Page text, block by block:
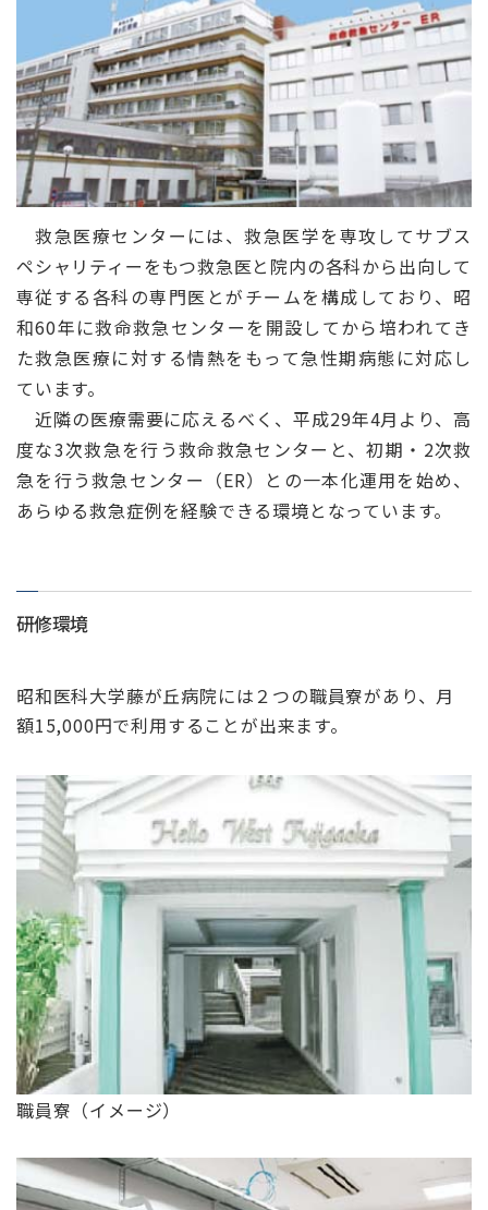
救急医療センターには、救急医学を専攻してサブス
ペシャリティーをもつ救急医と院内の各科から出向して
専従する各科の専門医とがチームを構成しており、昭
和60年に救命救急センターを開設してから培われてき
た救急医療に対する情熱をもって急性期病態に対応し
ています。
近隣の医療需要に応えるべく、平成29年4月より、高
度な3次救急を行う救命救急センターと、初期・2次救
急を行う救急センター（ER）との一本化運用を始め、
あらゆる救急症例を経験できる環境となっています。
研修環境
昭和医科大学藤が丘病院には２つの職員寮があり、月
額15,000円で利用することが出来ます。
職員寮（イメージ）